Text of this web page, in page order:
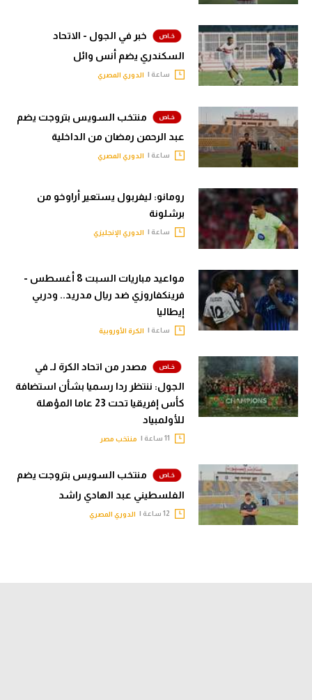
خبر في الجول - الاتحاد
السكندري يضم أنس وائل
ساعة | الدوري المصري
منتخب السويس بتروجت يضم
عبد الرحمن رمضان من الداخلية
ساعة | الدوري المصري
رومانو: ليفربول يستعير أراوخو من
برشلونة
ساعة | الدوري الإنجليزي
مواعيد مباريات السبت 8 أغسطس -
فرينكفاروزي ضد ريال مدريد.. ودربي
إيطاليا
ساعة | الكرة الأوروبية
مصدر من اتحاد الكرة لـ في
الجول: ننتظر ردا رسميا بشأن استضافة
كأس إفريقيا تحت 23 عاما المؤهلة
للأولمبياد
منتخب مصر
منتخب السويس بتروجت يضم
الفلسطيني عبد الهادي راشد
الدوري المصري